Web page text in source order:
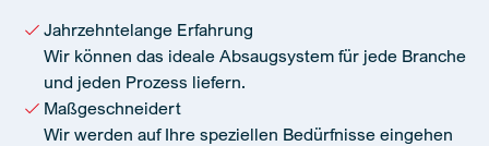
Jahrzehntelange Erfahrung
Wir können das ideale Absaugsystem für jede Branche
und jeden Prozess liefern.
Maßgeschneidert
Wir werden auf Ihre speziellen Bedürfnisse eingehen